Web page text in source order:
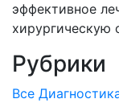
эффективное
хирургическую
Рубрики
Все